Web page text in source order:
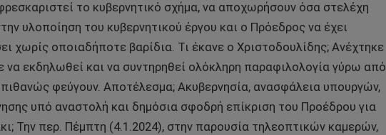
το κυβερνητικό σχήμα, να αποχωρήσουν όσα στελέχη
υλοποίηση του κυβερνητικού έργου και ο Πρόεδρος να έχει
χωρίς οποιαδήποτε βαρίδια. Τι έκανε ο Χριστοδουλίδης; Ανέχτηκε
να εκδηλωθεί και να συντηρηθεί ολόκληρη παραφιλολογία γύρω από
φεύγουν. Αποτέλεσμα; Ακυβερνησία, ανασφάλεια υπουργών,
υπό αναστολή και δημόσια σφοδρή επίκριση του Προέδρου για
Την περ. Πέμπτη (4.1.2024), στην παρουσία τηλεοπτικών καμερών,